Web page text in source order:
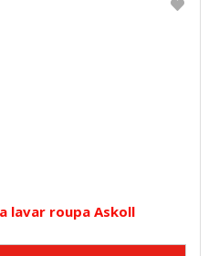
lavar roupa Askoll